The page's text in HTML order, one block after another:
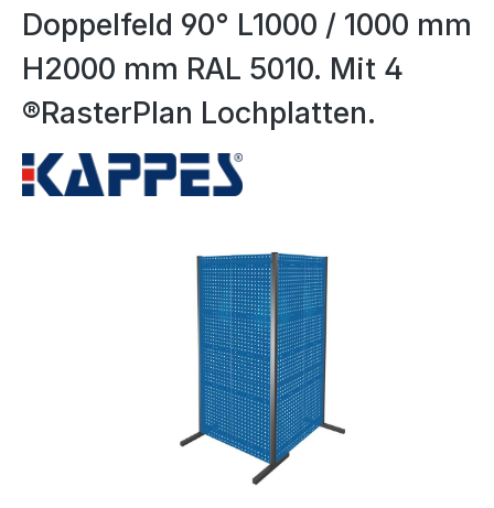
Doppelfeld 90° L1000 / 1000 mm
H2000 mm RAL 5010. Mit 4
®RasterPlan Lochplatten.
Bildergalerie überspringen